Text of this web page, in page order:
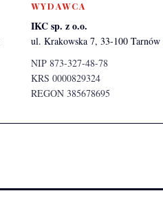
WYDAWCA
IKC sp. z o.o.
ul. Krakowska 7, 33-100 Tarnów
NIP 873-327-48-78
KRS 0000829324
REGON 385678695